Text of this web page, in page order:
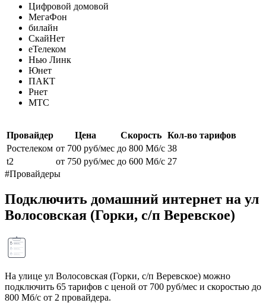
Цифровой домовой
МегаФон
билайн
СкайНет
еТелеком
Нью Линк
Юнет
ПАКТ
Рнет
МТС
Провайдер Цена Скорость Кол-во тарифов
Ростелеком от 700 руб/мес до 800 Мб/с 38
t2
от 750 руб/мес до 600 Мб/с 27
#Провайдеры
Подключить домашний интернет на ул
Волосовская (Горки, с/п Веревское)
На улице ул Волосовская (Горки, с/п Веревское) можно
подключить 65 тарифов с ценой от 700 руб/мес и скоростью до
800 Мб/с от 2 провайдера.